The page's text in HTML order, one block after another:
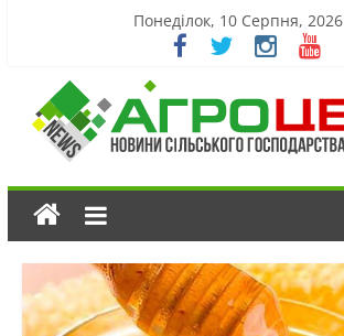
Понеділок, 10 Серпня, 2026